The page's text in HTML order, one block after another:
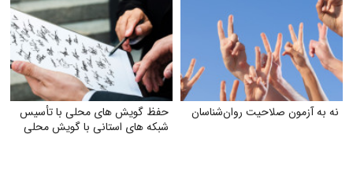
نه به آزمون صلاحیت روان‌شناسان
حفظ گویش های محلی با تأسیس
شبکه های استانی با گویش محلی